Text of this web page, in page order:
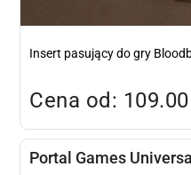
Insert pasujący do gry
Cena od:
Portal Games